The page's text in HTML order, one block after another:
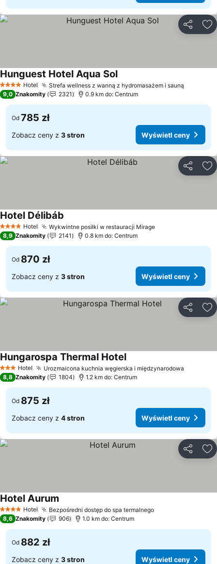
4 KategoriaHotel Strefa wellness z wanną z hydromasażem i sauną
Hunguest Hotel Aqua Sol
9,0 Znakomity 2321 0.9 km do: Centrum
Od 785 zł
Zobacz ceny z 3 stron Wyświetl ceny
4 KategoriaHotel Wykwintne posiłki w restauracji Mirage
Hotel Délibáb
8,9 Znakomity 2141 0.8 km do: Centrum
Od 870 zł
Zobacz ceny z 3 stron Wyświetl ceny
3 Kategoria
Hotel Urozmaicona kuchnia węgierska i międzynarodowa
Hungarospa Thermal Hotel
8,8 Znakomity 1804 1.2 km do: Centrum
Od 875 zł
Zobacz ceny z 4 stron Wyświetl ceny
4 KategoriaHotel Bezpośredni dostęp do spa termalnego
Hotel Aurum
8,6 Znakomity 906 1.0 km do: Centrum
Od 882 zł
Zobacz ceny z 3 stron Wyświetl ceny